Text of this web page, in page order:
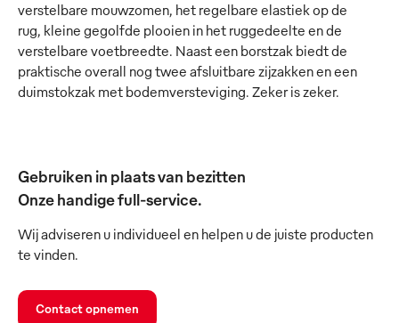
verstelbare mouwzomen, het regelbare elastiek op de
rug, kleine gegolfde plooien in het ruggedeelte en de
verstelbare voetbreedte. Naast een borstzak biedt de
praktische overall nog twee afsluitbare zijzakken en een
duimstokzak met bodemversteviging. Zeker is zeker.
Gebruiken in plaats van bezitten
Onze handige full-service.
Wij adviseren u individueel en helpen u de juiste producten
te vinden.
Contact opnemen